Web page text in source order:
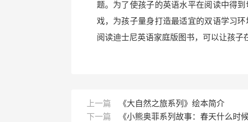
题。为了使孩子的英语水平在阅读中得
戏，为孩子量身打造最适宜的双语学习
阅读迪士尼英语家庭版图书，可以让孩子
上一篇
《大自然之旅系列》绘本简介
下一篇
《小熊奥菲系列故事：春天什么时